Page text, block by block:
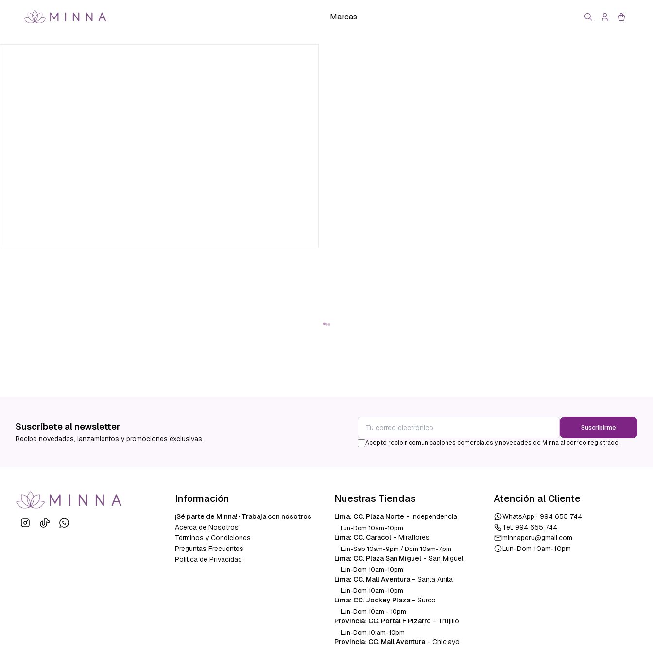
Marcas
Suscríbete al newsletter
Recibe novedades, lanzamientos y promociones exclusivas.
Suscribirme
Acepto recibir comunicaciones comerciales y novedades de Minna al correo registrado.
Información
¡Sé parte de Minna! · Trabaja con nosotros
Acerca de Nosotros
Términos y Condiciones
Preguntas Frecuentes
Política de Privacidad
Nuestras Tiendas
Lima: CC. Plaza Norte - Independencia
Lun-Dom 10am-10pm
Lima: CC. Caracol - Miraflores
Lun-Sab 10am-9pm / Dom 10am-7pm
Lima: CC. Plaza San Miguel - San Miguel
Lun-Dom 10am-10pm
Lima: CC. Mall Aventura - Santa Anita
Lun-Dom 10am-10pm
Lima: CC. Jockey Plaza - Surco
Lun-Dom 10am - 10pm
Provincia: CC. Portal F Pizarro - Trujillo
Lun-Dom 10:am-10pm
Provincia: CC. Mall Aventura - Chiclayo
Atención al Cliente
WhatsApp · 994 655 744
Tel. 994 655 744
minnaperu@gmail.com
Lun-Dom 10am-10pm